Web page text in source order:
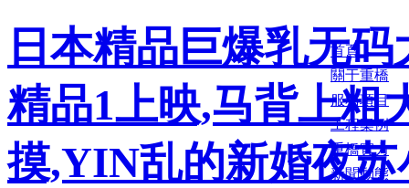
日本精品巨爆乳无
精品1上映,马背上粗
摸,YIN乱的新婚夜
首頁
關于重橋
服務項目
工程案例
重橋實力
新聞動態